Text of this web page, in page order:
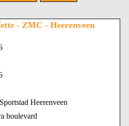
- ZMC - Heerenveen
Heerenveen
boulevard